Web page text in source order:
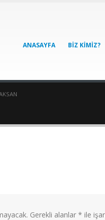
ANASAYFA BIZ KIMIZ?
Gerekli alanlar * ile